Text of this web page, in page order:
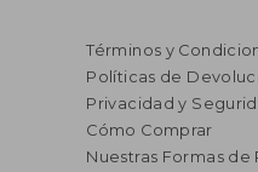
Términos y
Políticas de
Privacidad y
Cómo Comprar
Nuestras Formas de